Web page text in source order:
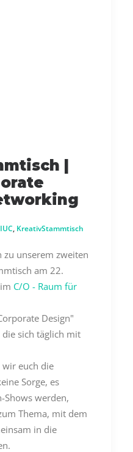
|
IUC, KreativStammtisch
zu unserem zweiten
am 22.
C/O - Raum für
Design"
sich täglich mit
wir euch die
Sorge, es
Shows werden,
Thema, mit dem
in die